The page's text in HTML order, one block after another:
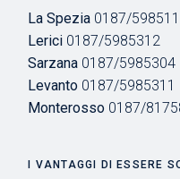
La Spezia 0187/
Lerici 0187/5985312
Sarzana 0187/5985304
Levanto 0187/5985311
Monterosso 0187/
I VANTAGGI DI ESSERE